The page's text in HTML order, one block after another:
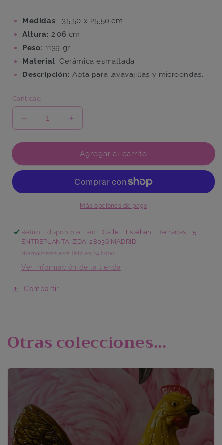
Medidas:
35,50 x 25,50 cm
Altura: 2,06 cm
Peso: 1139 gr
Material: Cerámica esmaltada
Descripción: Apta para lavavajillas y microondas.
Cantidad
Reducir
cantidad
para
Delmare
Aumentar
cantidad
para
Bandeja
Delmare
Agregar al carrito
Más opciones de pago
Retiro disponible enCalle Esteban Terradas 5 ,
ENTREPLANTA IZDA. 28036 MADRID
Normalmente está listo en 24 horas
Ver información de la tienda
Compartir
Otras colecciones...